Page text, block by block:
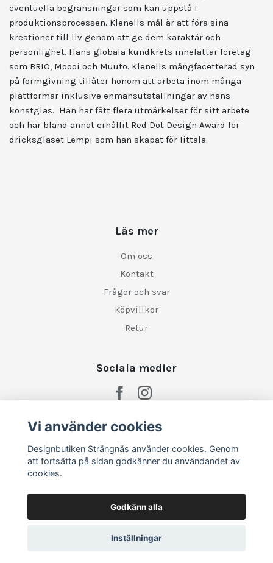
eventuella begränsningar som kan uppstå i
produktionsprocessen. Klenells mål är att föra sina
kreationer till liv genom att ge dem karaktär och
personlighet. Hans globala kundkrets innefattar företag
som BRIO, Moooi och Muuto. Klenells mångfacetterad syn
på formgivning tillåter honom att arbeta inom många
plattformar inklusive enmansutställningar av hans
konstglas. Han har fått flera utmärkelser för sitt arbete
och har bland annat erhållit Red Dot Design Award för
dricksglaset Lempi som han skapat för Iittala.
Läs mer
Om oss
Kontakt
Frågor och svar
Köpvillkor
Retur
Sociala medier
© 2026 Designbutiken Strängnäs
Vi använder cookies
Designbutiken Strängnäs använder cookies. Genom
att fortsätta på sidan godkänner du användandet av
cookies.
Godkänn alla
Inställningar